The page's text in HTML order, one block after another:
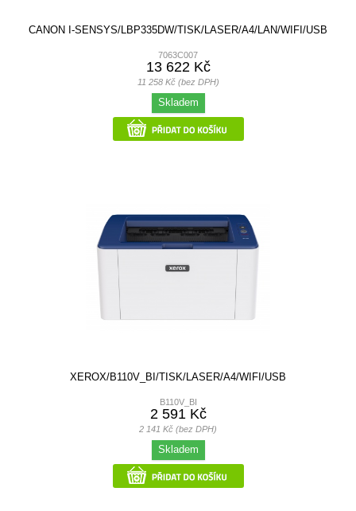
CANON I-SENSYS/LBP335DW/TISK/LASER/A4/LAN/WIFI/USB
7063C007
13 622 Kč
11 258 Kč (bez DPH)
Skladem
XEROX/B110V_BI/TISK/LASER/A4/WIFI/USB
B110V_BI
2 591 Kč
2 141 Kč (bez DPH)
Skladem